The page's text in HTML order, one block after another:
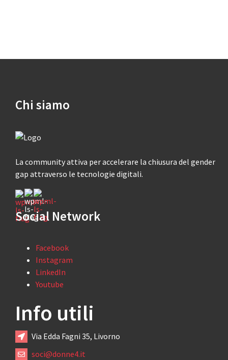
Chi siamo
La community attiva per accelerare la chiusura del gender
gap attraverso le tecnologie digitali.
Social Network
Facebook
Instagram
LinkedIn
Youtube
Info utili
Via Edda Fagni 35, Livorno
soci@donne4.it